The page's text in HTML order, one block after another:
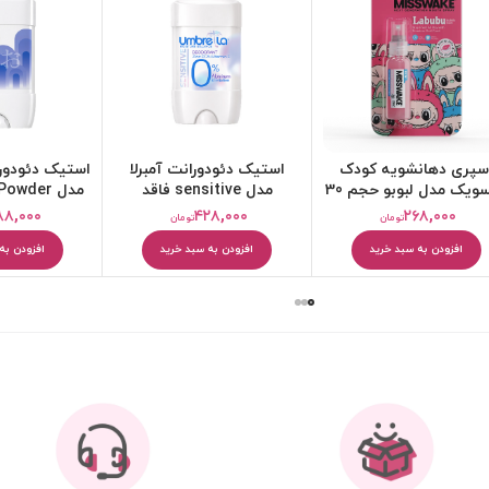
دئودورانت آمبرلا
مدل sensitive فاقد
لیتر
تومان۴۲۸,۰۰۰
افزودن به سبد خرید
استیک دئودورانت پودری اتو
مدل OTTO Powder حجم
40 میلی لیتر
تومان۵۸۸,۰۰۰
افزودن به سبد خرید
استیک
سی
افزودن